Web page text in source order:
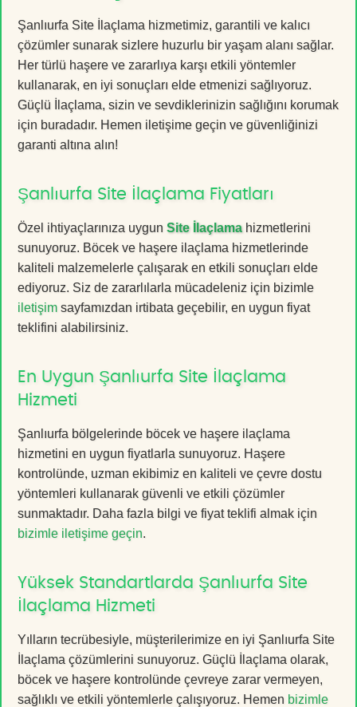
Şanlıurfa Site İlaçlama hizmetimiz, garantili ve kalıcı
çözümler sunarak sizlere huzurlu bir yaşam alanı sağlar.
Her türlü haşere ve zararlıya karşı etkili yöntemler
kullanarak, en iyi sonuçları elde etmenizi sağlıyoruz.
Güçlü İlaçlama, sizin ve sevdiklerinizin sağlığını korumak
için buradadır. Hemen iletişime geçin ve güvenliğinizi
garanti altına alın!
Şanlıurfa Site İlaçlama Fiyatları
Özel ihtiyaçlarınıza uygun Site İlaçlamahizmetlerini
sunuyoruz. Böcek ve haşere ilaçlama hizmetlerinde
kaliteli malzemelerle çalışarak en etkili sonuçları elde
ediyoruz. Siz de zararlılarla mücadeleniz için bizimle
iletişim sayfamızdan irtibata geçebilir, en uygun fiyat
teklifini alabilirsiniz.
En Uygun Şanlıurfa Site İlaçlama
Hizmeti
Şanlıurfa bölgelerinde böcek ve haşere ilaçlama
hizmetini en uygun fiyatlarla sunuyoruz. Haşere
kontrolünde, uzman ekibimiz en kaliteli ve çevre dostu
yöntemleri kullanarak güvenli ve etkili çözümler
sunmaktadır. Daha fazla bilgi ve fiyat teklifi almak için
bizimle iletişime geçin.
Yüksek Standartlarda Şanlıurfa Site
İlaçlama Hizmeti
Yılların tecrübesiyle, müşterilerimize en iyi Şanlıurfa Site
İlaçlama çözümlerini sunuyoruz. Güçlü İlaçlama olarak,
böcek ve haşere kontrolünde çevreye zarar vermeyen,
sağlıklı ve etkili yöntemlerle çalışıyoruz. Hemen bizimle